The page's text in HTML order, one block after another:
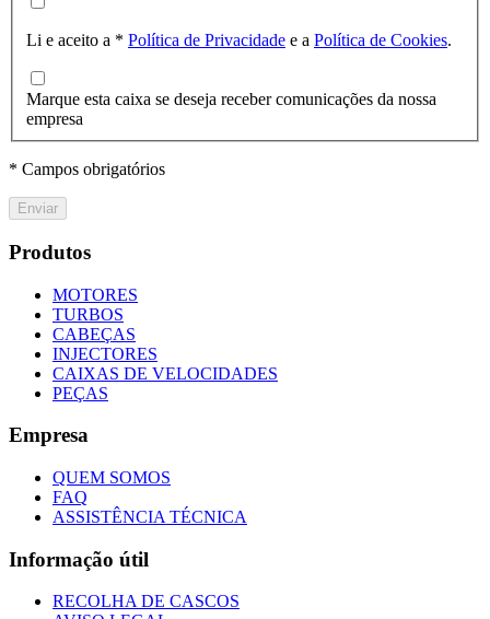
Li e aceito a * Política de Privacidade e a Política de Cookies.
Marque esta caixa se deseja receber comunicações da nossa
empresa
* Campos obrigatórios
Enviar
Produtos
MOTORES
TURBOS
CABEÇAS
INJECTORES
CAIXAS DE VELOCIDADES
PEÇAS
Empresa
QUEM SOMOS
FAQ
ASSISTÊNCIA TÉCNICA
Informação útil
RECOLHA DE CASCOS